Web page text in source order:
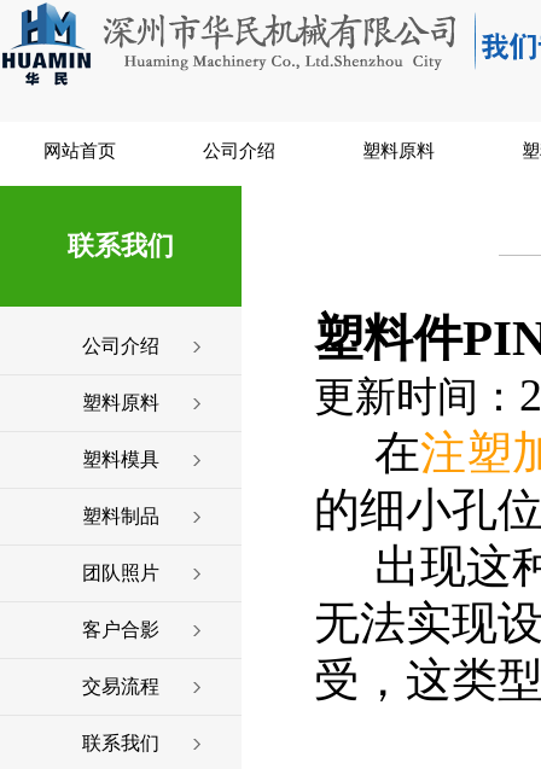
网站首页 公司介绍 塑料原料
联系我们
公司介绍
塑料原料
塑料模具
塑料制品
团队照片
客户合影
交易流程
联系我们
塑料件
更新时间：
在注塑
的细小孔
出现这
无法实现
受，这类